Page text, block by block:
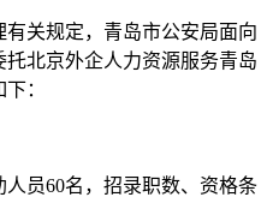
关规定，青岛市公安局面向
北京外企人力资源服务青岛
：
员60名，招录职数、资格条